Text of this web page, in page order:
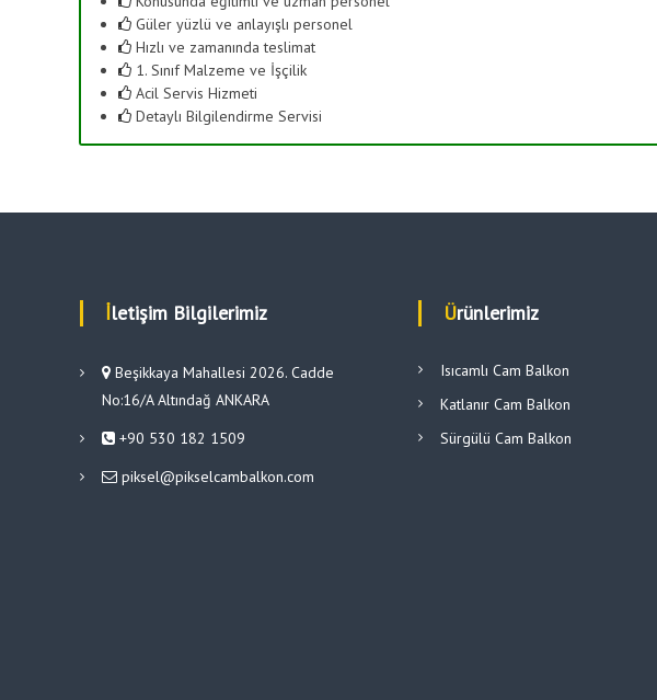
Güler yüzlü ve anlayışlı personel
Hızlı ve zamanında teslimat
1. Sınıf Malzeme ve İşçilik
Acil Servis Hizmeti
Detaylı Bilgilendirme Servisi
İletişim Bilgilerimiz
Beşikkaya Mahallesi 2026. Cadde
No:16/A Altındağ ANKARA
+90 530 182 1509
piksel@pikselcambalkon.com
Ürünlerimiz
Isıcamlı Cam Balkon
Katlanır Cam Balkon
Sürgülü Cam Balkon